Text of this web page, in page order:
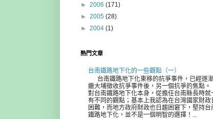
► 2006 (171)
► 2005 (28)
► 2004 (1)
熱門文章
台南鐵路地下化的一些觀點（一）
台南鐵路地下化東移的抗爭事件，已經逐
繼大埔徵收抗爭事件後，另一個抗爭的焦
對台南鐵路地下化本身，從擔任台南縣長時就
有不同的觀點；基本上我認為在台灣國家財政
困難，而地方政府財政也日趨困窘下，堅持台
鐵路地下化，並不是一個明智的選擇！...